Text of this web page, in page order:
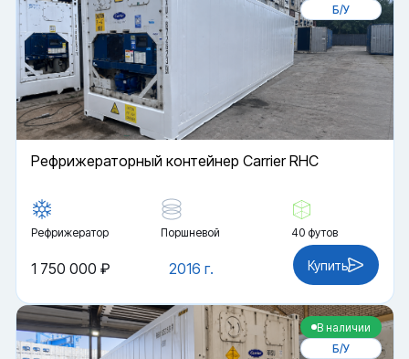
Б/У
Рефрижераторный контейнер Carrier RHC
Рефрижератор Поршневой 40 футов
2016 г.
1 750 000 ₽ Купить
В наличии
Б/У